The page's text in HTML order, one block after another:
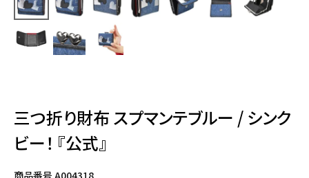
三つ折り財布 スプマンテブルー / シンク
ビー！ 『公式』